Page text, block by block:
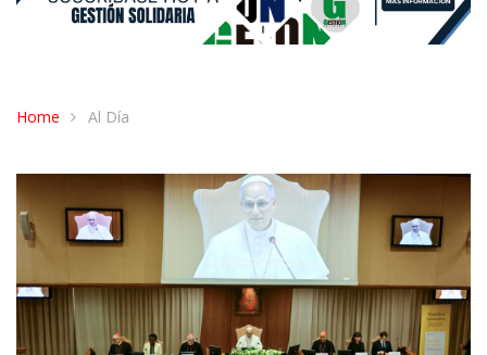
Home Al Día